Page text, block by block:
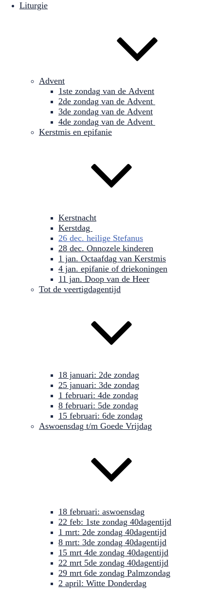
Liturgie
Advent
1ste zondag van de Advent
2de zondag van de Advent
3de zondag van de Advent
4de zondag van de Advent
Kerstmis en epifanie
Kerstnacht
Kerstdag
26 dec. heilige Stefanus
28 dec. Onnozele kinderen
1 jan. Octaafdag van Kerstmis
4 jan. epifanie of driekoningen
11 jan. Doop van de Heer
Tot de veertigdagentijd
18 januari: 2de zondag
25 januari: 3de zondag
1 februari: 4de zondag
8 februari: 5de zondag
15 februari: 6de zondag
Aswoensdag t/m Goede Vrijdag
18 februari: aswoensdag
22 feb: 1ste zondag 40dagentijd
1 mrt: 2de zondag 40dagentijd
8 mrt: 3de zondag 40dagentijd
15 mrt 4de zondag 40dagentijd
22 mrt 5de zondag 40dagentijd
29 mrt 6de zondag Palmzondag
2 april: Witte Donderdag